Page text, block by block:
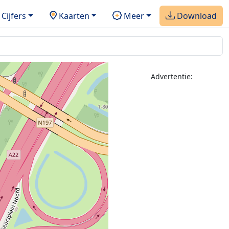
Cijfers Kaarten Meer Download
Advertentie: